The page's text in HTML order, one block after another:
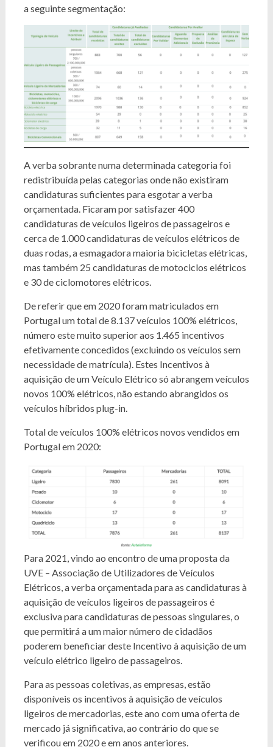
a seguinte segmentação:
A verba sobrante numa determinada categoria foi
redistribuída pelas categorias onde não existiram
candidaturas suficientes para esgotar a verba
orçamentada. Ficaram por satisfazer 400
candidaturas de veículos ligeiros de passageiros e
cerca de 1.000 candidaturas de veículos elétricos de
duas rodas, a esmagadora maioria bicicletas elétricas,
mas também 25 candidaturas de motociclos elétricos
e 30 de ciclomotores elétricos.
De referir que em 2020 foram matriculados em
Portugal um total de 8.137 veículos 100% elétricos,
número este muito superior aos 1.465 incentivos
efetivamente concedidos (excluindo os veículos sem
necessidade de matrícula). Estes Incentivos à
aquisição de um Veículo Elétrico só abrangem veículos
novos 100% elétricos, não estando abrangidos os
veículos híbridos plug-in.
Total de veículos 100% elétricos novos vendidos em
Portugal em 2020:
Para 2021, vindo ao encontro de uma proposta da
UVE – Associação de Utilizadores de Veículos
Elétricos, a verba orçamentada para as candidaturas à
aquisição de veículos ligeiros de passageiros é
exclusiva para candidaturas de pessoas singulares, o
que permitirá a um maior número de cidadãos
poderem beneficiar deste Incentivo à aquisição de um
veículo elétrico ligeiro de passageiros.
Para as pessoas coletivas, as empresas, estão
disponíveis os incentivos à aquisição de veículos
ligeiros de mercadorias, este ano com uma oferta de
mercado já significativa, ao contrário do que se
verificou em 2020 e em anos anteriores.